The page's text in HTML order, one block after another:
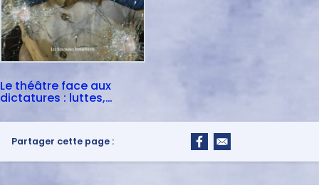
Le théâtre face aux
dictatures : luttes,
Partager cette page :